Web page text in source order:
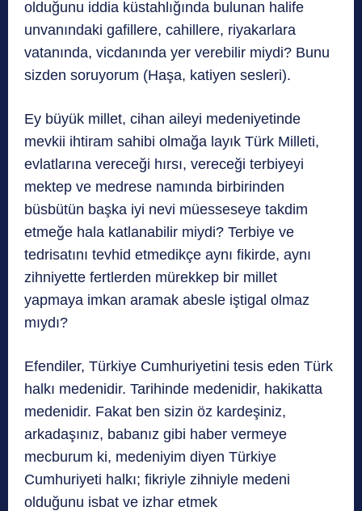
olduğunu iddia küstahlığında bulunan halife
unvanındaki gafillere, cahillere, riyakarlara
vatanında, vicdanında yer verebilir miydi? Bunu
sizden soruyorum (Haşa, katiyen sesleri).
Ey büyük millet, cihan aileyi medeniyetinde
mevkii ihtiram sahibi olmağa layık Türk Milleti,
evlatlarına vereceği hırsı, vereceği terbiyeyi
mektep ve medrese namında birbirinden
büsbütün başka iyi nevi müesseseye takdim
etmeğe hala katlanabilir miydi? Terbiye ve
tedrisatını tevhid etmedikçe aynı fikirde, aynı
zihniyette fertlerden mürekkep bir millet
yapmaya imkan aramak abesle iştigal olmaz
mıydı?
Efendiler, Türkiye Cumhuriyetini tesis eden Türk
halkı medenidir. Tarihinde medenidir, hakikatta
medenidir. Fakat ben sizin öz kardeşiniz,
arkadaşınız, babanız gibi haber vermeye
mecburum ki, medeniyim diyen Türkiye
Cumhuriyeti halkı; fikriyle zihniyle medeni
olduğunu isbat ve izhar etmek